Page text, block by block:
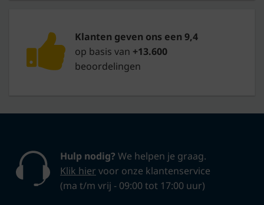
Klanten geven ons een 9,4
op basis van +13.600
beoordelingen
Hulp nodig? We helpen je graag.
Klik hier voor onze klantenservice
(ma t/m vrij - 09:00 tot 17:00 uur)